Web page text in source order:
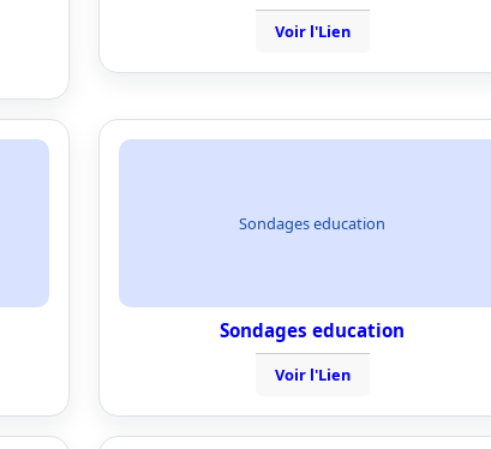
Voir l'Lien
Sondages education
Sondages education
Voir l'Lien